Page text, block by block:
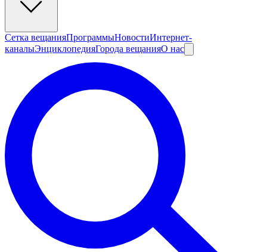
Сетка вещанияПрограммыНовостиИнтернет-
каналыЭнциклопедияГорода вещанияО нас